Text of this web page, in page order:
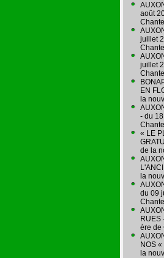
août
juillet
juillet
EN
la
- du
« LE
de la
la
du 09
RUES
ère de
NOS
la